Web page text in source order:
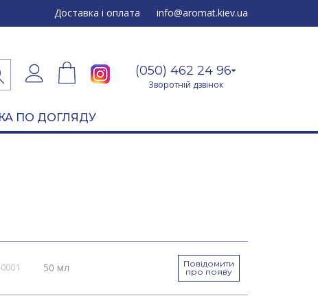
Доставка і оплата info@aromat.kiev.ua
(050) 462 24 96
Зворотній дзвінок
ПО ДОГЛЯДУ
50 мл
Повідомити
про появу